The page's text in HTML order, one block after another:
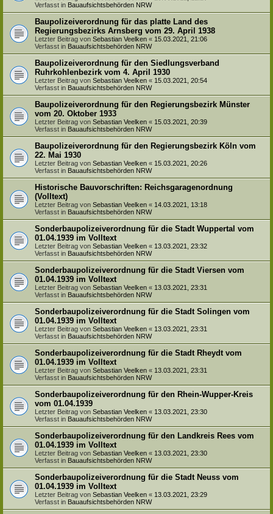
Verfasst in Bauaufsichtsbehörden NRW
Baupolizeiverordnung für das platte Land des
Regierungsbezirks Arnsberg vom 29. April 1938
Letzter Beitrag von Sebastian Veelken « 15.03.2021, 21:06
Verfasst in Bauaufsichtsbehörden NRW
Baupolizeiverordnung für den Siedlungsverband
Ruhrkohlenbezirk vom 4. April 1930
Letzter Beitrag von Sebastian Veelken « 15.03.2021, 20:54
Verfasst in Bauaufsichtsbehörden NRW
Baupolizeiverordnung für den Regierungsbezirk Münster
vom 20. Oktober 1933
Letzter Beitrag von Sebastian Veelken « 15.03.2021, 20:39
Verfasst in Bauaufsichtsbehörden NRW
Baupolizeiverordnung für den Regierungsbezirk Köln vom
22. Mai 1930
Letzter Beitrag von Sebastian Veelken « 15.03.2021, 20:26
Verfasst in Bauaufsichtsbehörden NRW
Historische Bauvorschriften: Reichsgaragenordnung
(Volltext)
Letzter Beitrag von Sebastian Veelken « 14.03.2021, 13:18
Verfasst in Bauaufsichtsbehörden NRW
Sonderbaupolizeiverordnung für die Stadt Wuppertal vom
01.04.1939 im Volltext
Letzter Beitrag von Sebastian Veelken « 13.03.2021, 23:32
Verfasst in Bauaufsichtsbehörden NRW
Sonderbaupolizeiverordnung für die Stadt Viersen vom
01.04.1939 im Volltext
Letzter Beitrag von Sebastian Veelken « 13.03.2021, 23:31
Verfasst in Bauaufsichtsbehörden NRW
Sonderbaupolizeiverordnung für die Stadt Solingen vom
01.04.1939 im Volltext
Letzter Beitrag von Sebastian Veelken « 13.03.2021, 23:31
Verfasst in Bauaufsichtsbehörden NRW
Sonderbaupolizeiverordnung für die Stadt Rheydt vom
01.04.1939 im Volltext
Letzter Beitrag von Sebastian Veelken « 13.03.2021, 23:31
Verfasst in Bauaufsichtsbehörden NRW
Sonderbaupolizeiverordnung für den Rhein-Wupper-Kreis
vom 01.04.1939
Letzter Beitrag von Sebastian Veelken « 13.03.2021, 23:30
Verfasst in Bauaufsichtsbehörden NRW
Sonderbaupolizeiverordnung für den Landkreis Rees vom
01.04.1939 im Volltext
Letzter Beitrag von Sebastian Veelken « 13.03.2021, 23:30
Verfasst in Bauaufsichtsbehörden NRW
Sonderbaupolizeiverordnung für die Stadt Neuss vom
01.04.1939 im Volltext
Letzter Beitrag von Sebastian Veelken « 13.03.2021, 23:29
Verfasst in Bauaufsichtsbehörden NRW